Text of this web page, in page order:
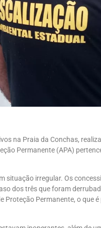
na Praia da Conchas,
Permanente (APA)
situação irregular. Os
dos três que foram
Proteção Permanente, o que